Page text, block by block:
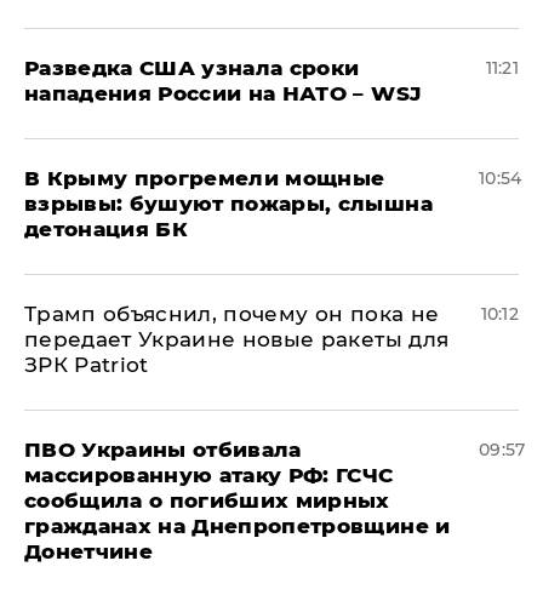
Разведка США узнала сроки
нападения России на НАТО – WSJ
11:21
В Крыму прогремели мощные
взрывы: бушуют пожары, слышна
детонация БК
10:54
Трамп объяснил, почему он пока не
передает Украине новые ракеты для
ЗРК Patriot
10:12
ПВО Украины отбивала
массированную атаку РФ: ГСЧС
сообщила о погибших мирных
гражданах на Днепропетровщине и
Донетчине
09:57